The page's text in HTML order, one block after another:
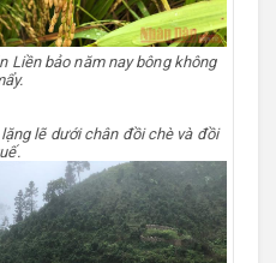
Liền bảo năm nay bông không
lẽ dưới chân đồi chè và đồi